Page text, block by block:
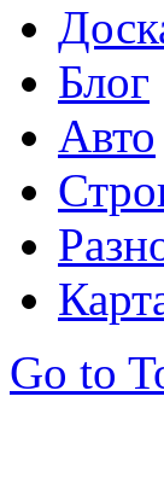
Блог
Авто
Go to